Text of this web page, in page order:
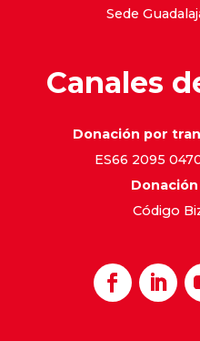
Sede
Canales
Donación por
ES66 2095
Código